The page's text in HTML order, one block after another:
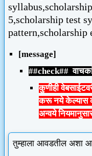
syllabus,
5,scholarship test
pattern,scholarship
[message]
##check##
कुणीही
करू नये केल्यास
अन्वये
तुम्हाला आवडतील अशा